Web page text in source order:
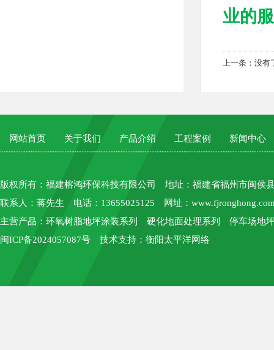
业的
上一条：没有
网站首页 关于我们 产品介绍 工程案例 新闻中心
版权所有： 福建榕鸿环保科技有限公司
地址：福建省福州市闽侯
联系人：蒋先生 电话：13655025125 网址：
主营产品：环氧树脂地坪涂装系列 硬化地面处理系列 停车场
闽ICP备2024057087号 技术支持： 衡阳太平洋网络